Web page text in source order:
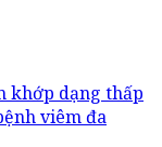
khớp dạng thấp
viêm đa